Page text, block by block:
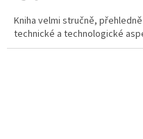
Kniha velmi stručně,
technické a technologické